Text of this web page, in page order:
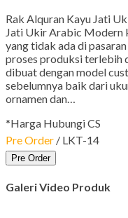
Rak Alquran Kayu Jati
Jati Ukir Arabic Modern
yang tidak ada di
proses produksi terlebih
dibuat dengan model
sebelumnya baik dari
ornamen dan…
*Harga Hubungi CS
Pre Order / LKT-14
Pre Order
Galeri Video Produk